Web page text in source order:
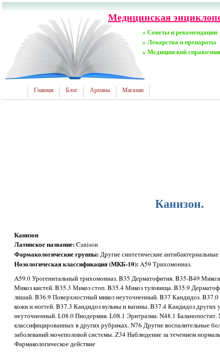
Медицинская
» Советы и рекомендации
» Лекарства и препараты
» Медицинский
Главная Блог Архивы Магазин
Канизон.
Канизон
Латинское название:Canison
Фармакологические группы:Другие синтетические
Нозологическая классификация (МКБ-10):A59 Трихомониаз.
A59.0 Урогенитальный трихомониаз. B35 Дерматофития. B35-B49
Микоз кистей. B35.3 Микоз стоп. B35.4 Микоз туловища. B35.9
лишай. B36.9 Поверхностный микоз неуточненный. B37 Кандидоз.
кожи и ногтей. B37.3 Кандидоз вульвы и вагины. B37.4 Кандидоз других
неуточненный. L08.0 Пиодермия. L08.1 Эритразма. N48.1 Баланопостит.
классифицированных в других рубриках. N76 Другие воспалительные
заболеваний мочеполовой системы. Z34 Наблюдение за течением
Фармакологическое действие